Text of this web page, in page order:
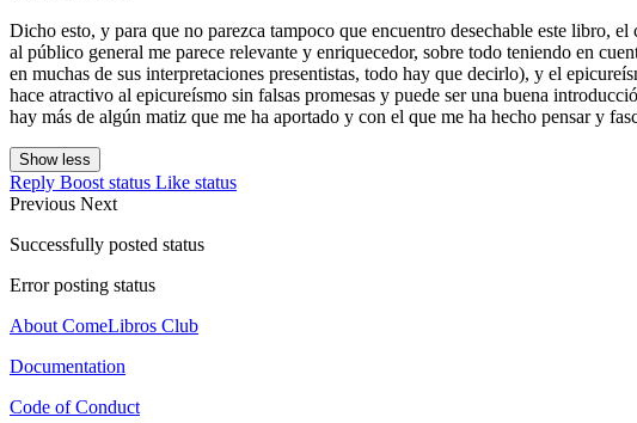
Dicho esto, y para que no parezca tampoco que encuentro desechable este libro,
al público general me parece relevante y enriquecedor, sobre todo teniendo en
en muchas de sus interpretaciones presentistas, todo hay que decirlo), y el
hace atractivo al epicureísmo sin falsas promesas y puede ser una buena
hay más de algún matiz que me ha aportado y con el que me ha hecho pensar y
Show less
Reply Boost status Like status
Previous Next
Successfully posted status
Error posting status
About ComeLibros Club
Documentation
Code of Conduct